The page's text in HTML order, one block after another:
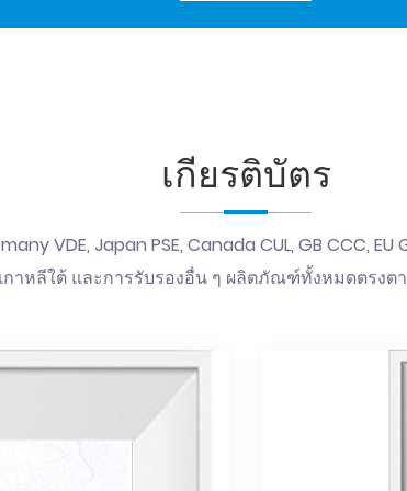
เกียรติบัตร
VDE, Japan PSE, Canada CUL, GB CCC,
กาหลีใต้ และการรับรองอื่น ๆ ผลิตภัณฑ์ทั้งหมดตรงต